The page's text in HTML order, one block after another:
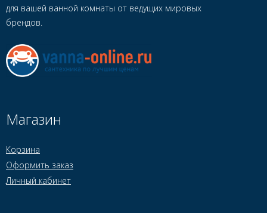
для вашей ванной комнаты от ведущих мировых
брендов.
Магазин
Корзина
Оформить заказ
Личный кабинет